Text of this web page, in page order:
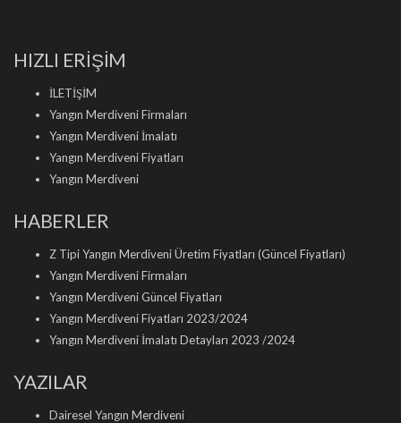
HIZLI ERİŞİM
İLETİŞİM
Yangın Merdiveni Firmaları
Yangın Merdiveni İmalatı
Yangın Merdiveni Fiyatları
Yangın Merdiveni
HABERLER
Z Tipi Yangın Merdiveni Üretim Fiyatları (Güncel Fiyatları)
Yangın Merdiveni Firmaları
Yangın Merdiveni Güncel Fiyatları
Yangın Merdiveni Fiyatları 2023/2024
Yangın Merdiveni İmalatı Detayları 2023 /2024
YAZILAR
Dairesel Yangın Merdiveni